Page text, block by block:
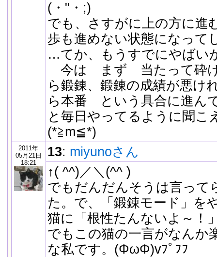
(・"・;)
でも、さすがに上の方に
歩も進めない状態になって
…てか、もうすでにやばい
今は まず 当たって砕
ら鍛錬、鍛錬の成績が悪け
ら本番 という具合に進ん
と毎日やってるように聞こ
(*≧m≦*)
2011年
05月21日
18:21
13: miyunoさん
↑( ^^)／＼(^^ )
でもだんだんそうは言って
た。で、「鍛錬モード」を
猫に「根性たんないよ～
でもこの猫の一言がなんか
な私です。(ΦωΦ)vﾌﾟﾌﾌ